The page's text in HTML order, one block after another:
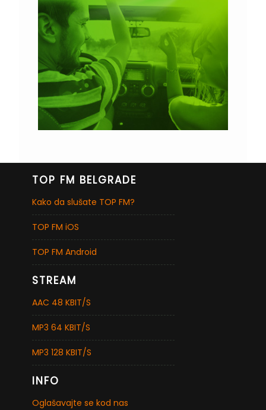
TOP FM BELGRADE
Kako da slušate TOP FM?
TOP FM iOS
TOP FM Android
STREAM
AAC 48 KBIT/S
MP3 64 KBIT/S
MP3 128 KBIT/S
INFO
Oglašavajte se kod nas